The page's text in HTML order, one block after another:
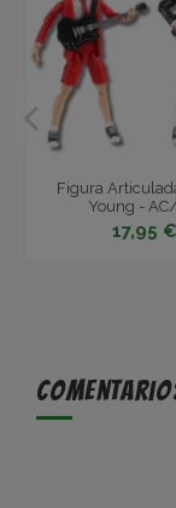
Figura
Young -
17,95 €